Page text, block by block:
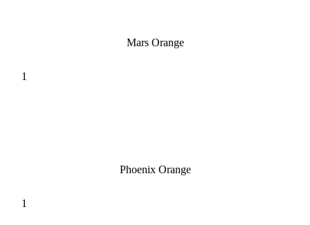
Mars Orange
Phoenix Orange